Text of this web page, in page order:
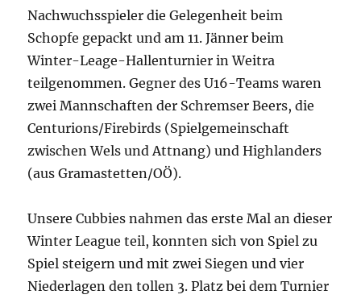
Nachwuchsspieler die Gelegenheit beim
Schopfe gepackt und am 11. Jänner beim
Winter-Leage-Hallenturnier in Weitra
teilgenommen. Gegner des U16-Teams waren
zwei Mannschaften der Schremser Beers, die
Centurions/Firebirds (Spielgemeinschaft
zwischen Wels und Attnang) und Highlanders
(aus Gramastetten/OÖ).
Unsere Cubbies nahmen das erste Mal an dieser
Winter League teil, konnten sich von Spiel zu
Spiel steigern und mit zwei Siegen und vier
Niederlagen den tollen 3. Platz bei dem Turnier